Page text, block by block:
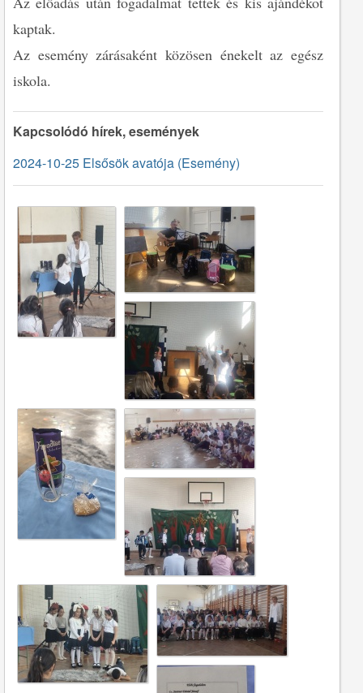
kaptak.
Az esemény zárásaként közösen énekelt az egész
iskola.
Kapcsolódó hírek, események
2024-10-25 Elsősök avatója (Esemény)